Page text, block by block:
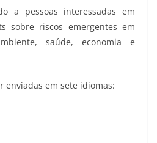
a pessoas interessadas em
sobre riscos emergentes em
saúde, economia e
enviadas em sete idiomas: